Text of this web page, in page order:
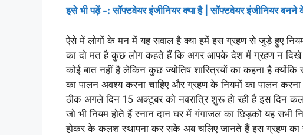
इसे भी पढ़ें -: सॉफ्टवेयर इंजीनियर क्या है | सॉफ्टवेयर इंजीनियर बनने
ऐसे में लोगों के मन में यह सवाल है क्या हमें इस ग्रहण से जुड़े हुए नियमों
का दो मत है कुछ लोग कहते हैं कि अगर आपके देश में ग्रहण न दिखे
कोई बात नहीं है लेकिन कुछ ज्योतिष शास्त्रियों का कहना है
का पालन अवश्य करना चाहिए और ग्रहण के नियमों का पालन
ठीक अगले दिन 15 अक्टूबर को नवरात्रि शुरू हो रही है इस दिन
जो भी नियम होते हैं स्नान दान घर में गंगाजल का छिड़को यह सभी
होकर के कलश स्थापना कर सके अब चलिए जानते हैं इस ग्रहण का